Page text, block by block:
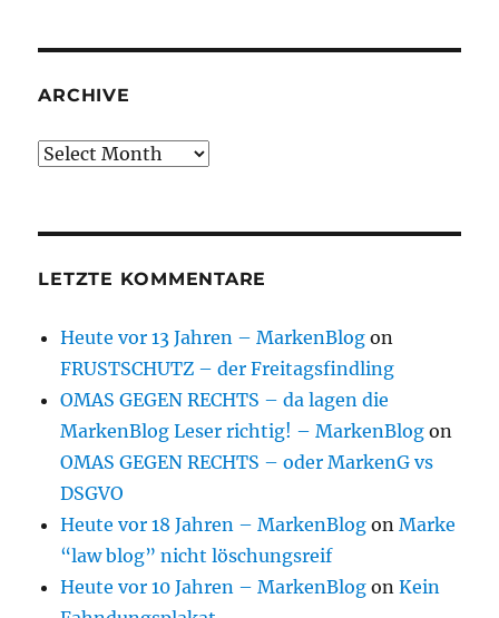
ARCHIVE
Archive
LETZTE KOMMENTARE
Heute vor 13 Jahren – MarkenBlog on
FRUSTSCHUTZ – der Freitagsfindling
OMAS GEGEN RECHTS – da lagen die
MarkenBlog Leser richtig! – MarkenBlog on
OMAS GEGEN RECHTS – oder MarkenG vs
DSGVO
Heute vor 18 Jahren – MarkenBlog onMarke
“law blog” nicht löschungsreif
Heute vor 10 Jahren – MarkenBlog onKein